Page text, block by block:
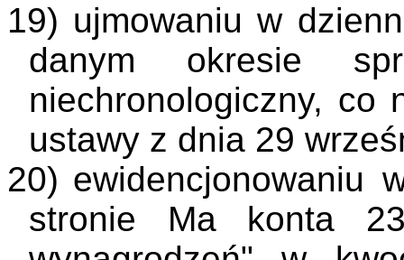
19) ujmowaniu w
danym okresie
niechronologiczny, co
ustawy z dnia 29
20) ewidencjonowaniu
stronie Ma konta